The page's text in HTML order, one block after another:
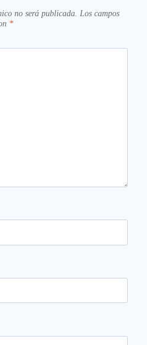
no será publicada. Los campos
*